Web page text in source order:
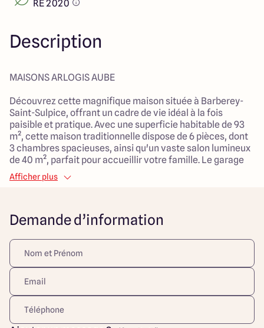
RE 2020
Description
MAISONS ARLOGIS AUBE
Découvrez cette magnifique maison située à Barberey-
Saint-Sulpice, offrant un cadre de vie idéal à la fois
paisible et pratique. Avec une superficie habitable de 93
m², cette maison traditionnelle dispose de 6 pièces, dont
3 chambres spacieuses, ainsi qu'un vaste salon lumineux
de 40 m², parfait pour accueillir votre famille. Le garage
attenant vous assure un espace de stationnement
sécurisé.
propriété bénéficie d'une belle luminosité tout au long de
toutes les commodités essentielles telles que des arrêts
de bus, des services de santé, des espaces verts, des
centres commerciaux et des écoles primaires, rendant la
vie quotidienne agréable et pratique.
Équipée d'un système de chauffage par pompe à chaleur
et d'une distribution d'eau chaude individuelle, cette
maison allie confort et performance énergétique. Ne
Afficher plus
Demande d’information